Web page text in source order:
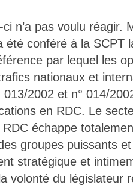
n’a pas voulu réagir.
été conféré à la SCPT
par lequel les
nationaux et
2002 et n° 014/
en RDC. Le
échappe
groupes puissants
stratégique et
volonté du législateur